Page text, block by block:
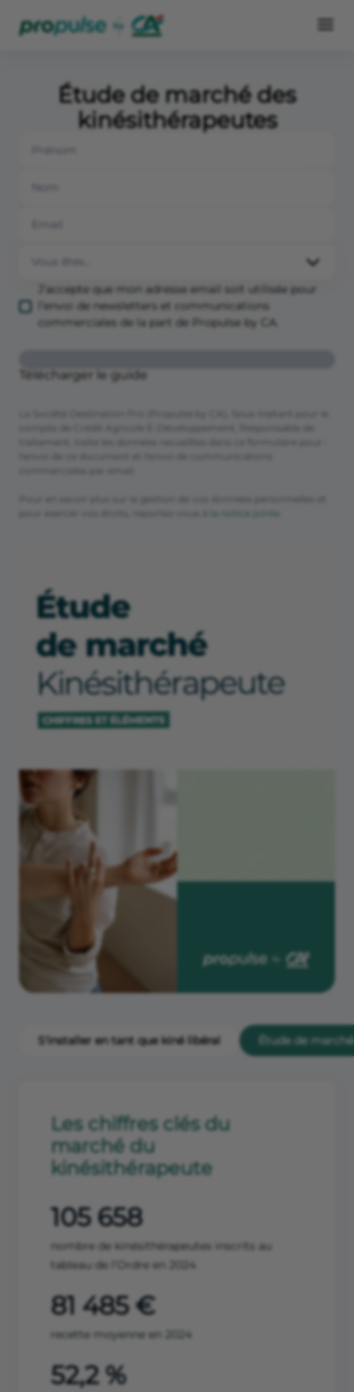
Étude de marché des
kinésithérapeutes
J’accepte que mon adresse email soit utilisée pour
l’envoi de newsletters et communications
commerciales de la part de Propulse by CA.
Télécharger le guide
S'installer en tant que kiné libéral Étude de marché
Les chiffres clés du
marché du
kinésithérapeute
105 658
nombre de kinésithérapeutes inscrits au
tableau de l’Ordre en 2024
81 485 €
recette moyenne en 2024
52,2 %